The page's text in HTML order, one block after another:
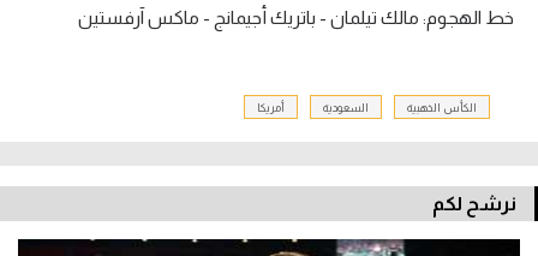
خط الهجوم: مالك تيلمان - باتريك أجيمانج - ماكس آرفستين
الكأس الذهبية السعودية أمريكا
نرشح لكم